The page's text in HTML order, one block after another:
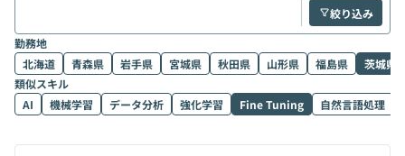
絞り込み
勤務地
北海道
青森県 岩手県 宮城県 秋田県 山形県 福島県
茨城県
類似スキル
AI
機械学習 データ分析 強化学習 Fine Tuning 自然言語処理